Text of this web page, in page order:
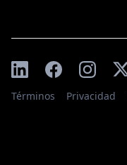
Términos Privacidad